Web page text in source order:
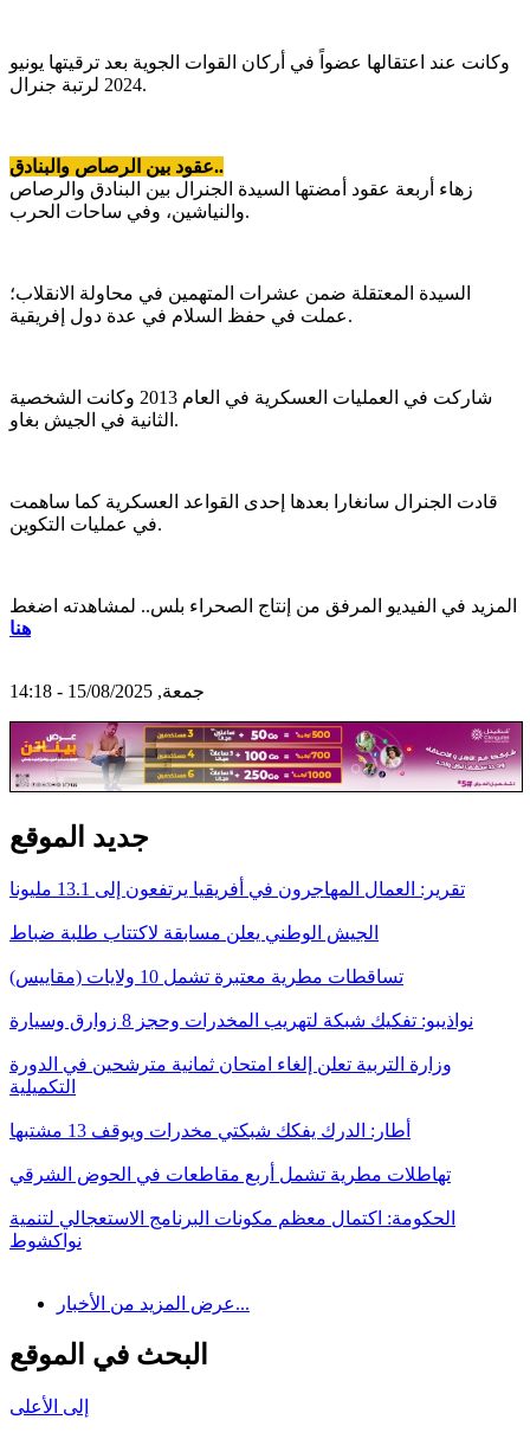
وكانت عند اعتقالها عضواً في أركان القوات الجوية بعد ترقيتها يونيو
2024 لرتبة جنرال.
عقود بين الرصاص والبنادق..
زهاء أربعة عقود أمضتها السيدة الجنرال بين البنادق والرصاص
والنياشين، وفي ساحات الحرب.
السيدة المعتقلة ضمن عشرات المتهمين في محاولة الانقلاب؛
عملت في حفظ السلام في عدة دول إفريقية.
شاركت في العمليات العسكرية في العام 2013 وكانت الشخصية
الثانية في الجيش بغاو.
قادت الجنرال سانغارا بعدها إحدى القواعد العسكرية كما ساهمت
في عمليات التكوين.
المزيد في الفيديو المرفق من إنتاج الصحراء بلس.. لمشاهدته اضغط
هنا
جمعة, 15/08/2025 - 14:18
جديد الموقع
تقرير: العمال المهاجرون في أفريقيا يرتفعون إلى 13.1 مليونا
الجيش الوطني يعلن مسابقة لاكتتاب طلبة ضباط
تساقطات مطرية معتبرة تشمل 10 ولايات (مقاييس)
نواذيبو: تفكيك شبكة لتهريب المخدرات وحجز 8 زوارق وسيارة
وزارة التربية تعلن إلغاء امتحان ثمانية مترشحين في الدورة
التكميلية
أطار: الدرك يفكك شبكتي مخدرات ويوقف 13 مشتبها
تهاطلات مطرية تشمل أربع مقاطعات في الحوض الشرقي
الحكومة: اكتمال معظم مكونات البرنامج الاستعجالي لتنمية
نواكشوط
عرض المزيد من الأخبار...
البحث في الموقع
إلى الأعلى